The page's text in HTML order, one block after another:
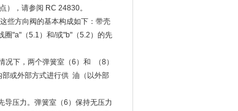
），请参阅 RC 24830。
些方向阀的基本构成如下：带壳
圈"a"（5.1）和/或"b"（5.2）的先
下，两个弹簧室（6）和 （8）
或外部方式进行供 油（以外部
压力。弹簧室（6）保持无压力